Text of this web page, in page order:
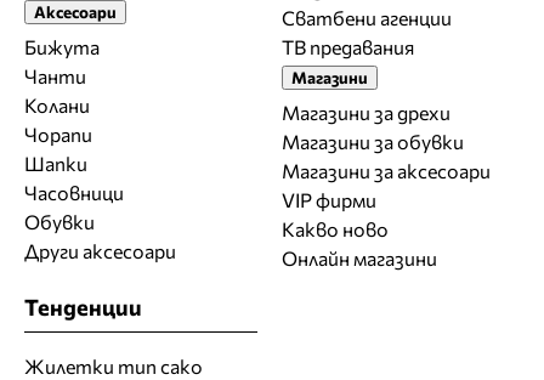
Аксесоари
Бижута
Чанти
Колани
Чорапи
Шапки
Часовници
Обувки
Други аксесоари
Сватбени агенции
ТВ предавания
Магазини
Магазини за дрехи
Магазини за обувки
Магазини за aксесоари
VIP фирми
Какво ново
Онлайн магазини
Тенденции
Жилетки тип сако